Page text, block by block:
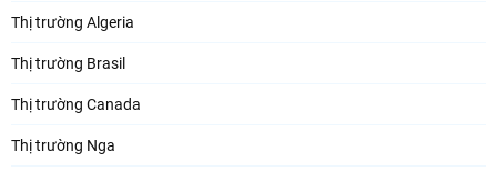
Thị trường Algeria
Thị trường Brasil
Thị trường Canada
Thị trường Nga